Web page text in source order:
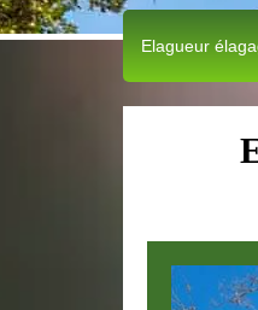
Elagueur